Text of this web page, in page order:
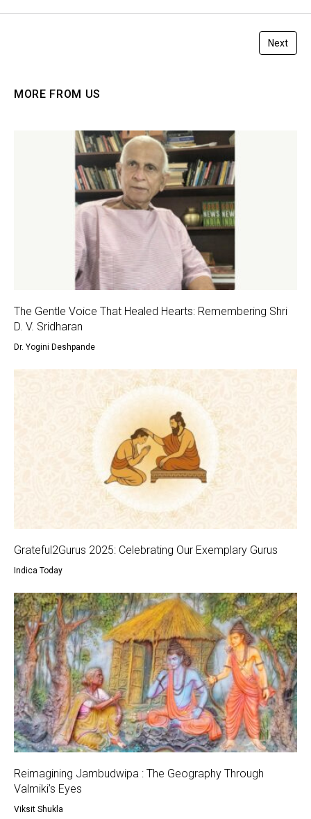
Next
MORE FROM US
The Gentle Voice That Healed Hearts: Remembering Shri
D. V. Sridharan
Dr. Yogini Deshpande
Grateful2Gurus 2025: Celebrating Our Exemplary Gurus
Indica Today
Reimagining Jambudwipa : The Geography Through
Valmiki’s Eyes
Viksit Shukla